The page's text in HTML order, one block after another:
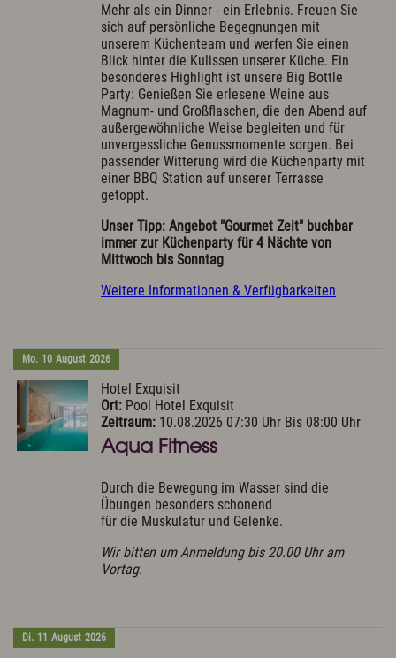
Mehr als ein Dinner - ein Erlebnis. Freuen Sie
sich auf persönliche Begegnungen mit
unserem Küchenteam und werfen Sie einen
Blick hinter die Kulissen unserer Küche. Ein
besonderes Highlight ist unsere Big Bottle
Party: Genießen Sie erlesene Weine aus
Magnum- und Großflaschen, die den Abend auf
außergewöhnliche Weise begleiten und für
unvergessliche Genussmomente sorgen. Bei
passender Witterung wird die Küchenparty mit
einer BBQ Station auf unserer Terrasse
getoppt.
Unser Tipp: Angebot "Gourmet Zeit" buchbar
immer zur Küchenparty für 4 Nächte von
Mittwoch bis Sonntag
Weitere Informationen & Verfügbarkeiten
Mo. 10 August 2026
Hotel Exquisit
Ort: Pool Hotel Exquisit
Zeitraum: 10.08.2026 07:30 Uhr Bis 08:00 Uhr
Aqua Fitness
Durch die Bewegung im Wasser sind die
Übungen besonders schonend
für die Muskulatur und Gelenke.
Wir bitten um Anmeldung bis 20.00 Uhr am
Vortag.
Di. 11 August 2026